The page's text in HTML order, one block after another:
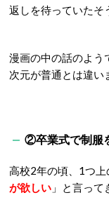
返しを待っていたそ
漫画の中の話のよう
次元が普通とは違い
②卒業式で制服
高校2年の頃、1つ
が欲しい 」と言って